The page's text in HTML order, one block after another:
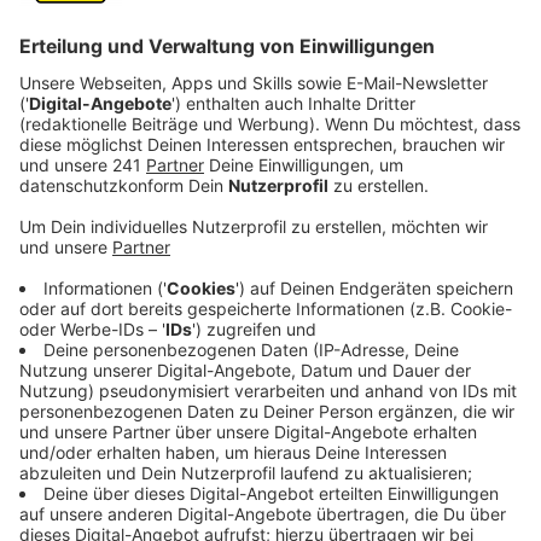
Star-DJ Alle Farben wird in diesem Jahr endlich wieder
auf den größten Festivalbühnen Deutschlands,
Europas und der gesamten Welt auftreten. Nach zwei
Jahren Pandemie-Pause geht es für ihn wieder richtig
los. Die Vorfreude kennt bei ihm keine Grenzen. Wir
treffen ihn noch zu einem Interview bei uns im Studio.
Mit dabei hat er seine neue Single "Let It Rain Down".
Das Gespräch hört ihr hier.
Anzeige